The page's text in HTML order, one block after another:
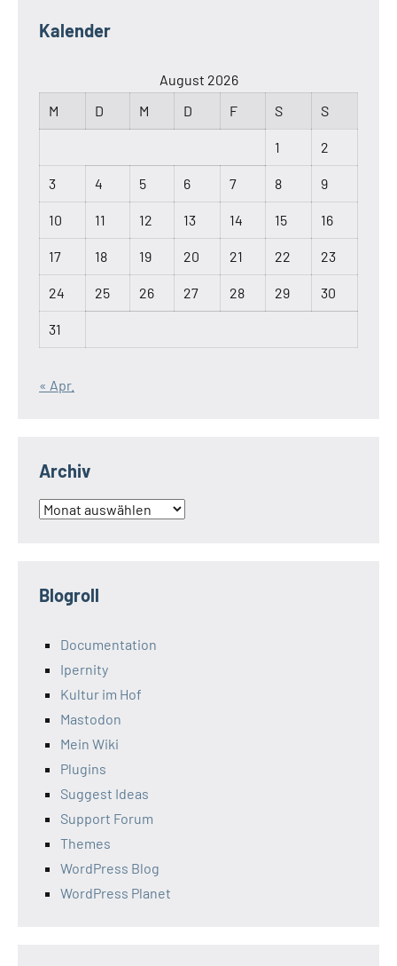
Kalender
August 2026
M
D M D F S S
1 2
3 4 5 6 7 8 9
10 11 12 13 14 15 16
17 18 19 20 21 22 23
24 25 26 27 28 29 30
31
« Apr.
Archiv
Archiv
Blogroll
Documentation
Ipernity
Kultur im Hof
Mastodon
Mein Wiki
Plugins
Suggest Ideas
Support Forum
Themes
WordPress Blog
WordPress Planet